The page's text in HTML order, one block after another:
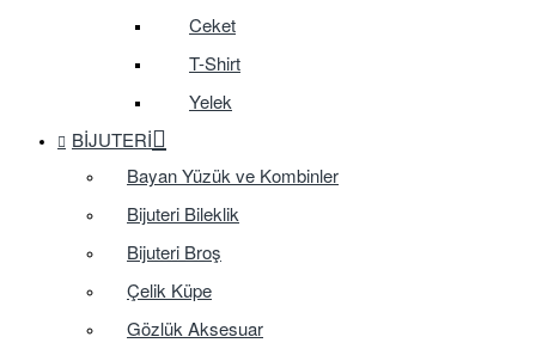
Ceket
T-Shirt
Yelek
BIJUTERI
Bayan Yüzük ve Kombinler
Bijuteri Bileklik
Bijuteri Broş
Çelik Küpe
Gözlük Aksesuar